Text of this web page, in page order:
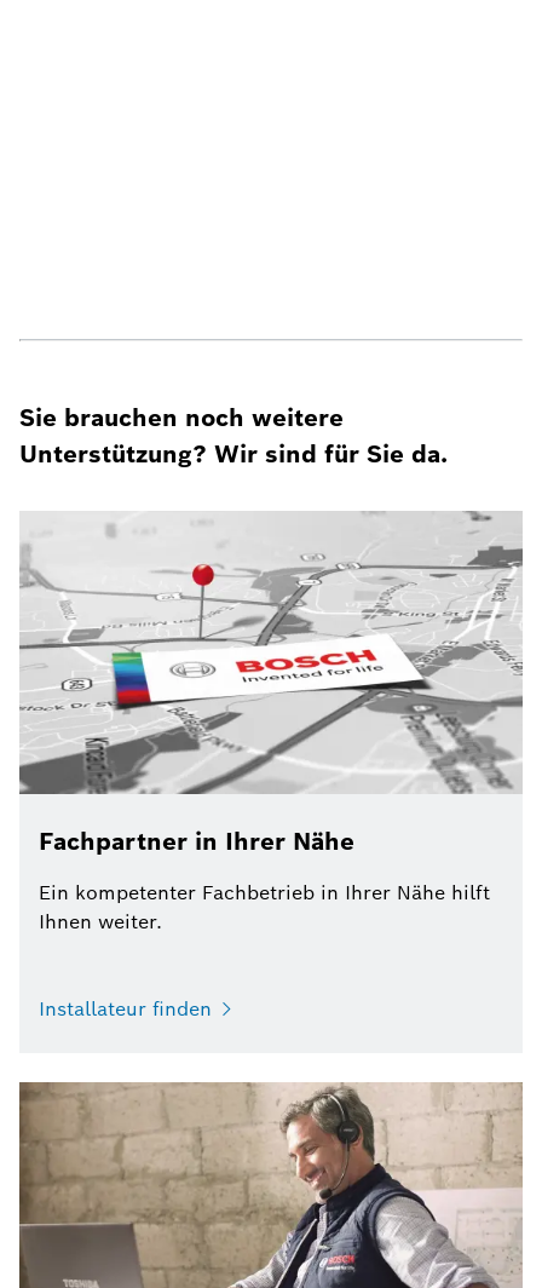
Sie brauchen noch weitere
Unterstützung? Wir sind für Sie da.
Fachpartner in Ihrer Nähe
Ein kompetenter Fachbetrieb in Ihrer Nähe hilft
Ihnen weiter.
Installateur finden